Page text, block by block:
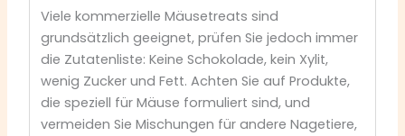
Viele kommerzielle Mäusetreats sind
grundsätzlich geeignet, prüfen Sie jedoch immer
die Zutatenliste: Keine Schokolade, kein Xylit,
wenig Zucker und Fett. Achten Sie auf Produkte,
die speziell für Mäuse formuliert sind, und
vermeiden Sie Mischungen für andere Nagetiere,